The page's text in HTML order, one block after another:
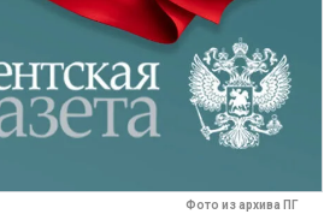
Фото из архива ПГ